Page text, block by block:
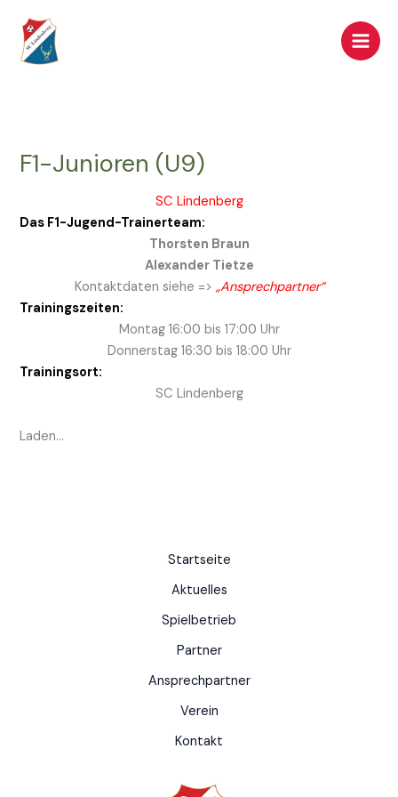
Inhalt
springen
F1-Junioren (U9)
SC Lindenberg
Das F1-Jugend-Trainerteam:
Thorsten Braun
Alexander Tietze
Kontaktdaten siehe => „Ansprechpartner“
Trainingszeiten:
Montag 16:00 bis 17:00 Uhr
Donnerstag 16:30 bis 18:00 Uhr
Trainingsort:
SC Lindenberg
Laden…
Startseite
Aktuelles
Spielbetrieb
Partner
Ansprechpartner
Verein
Kontakt